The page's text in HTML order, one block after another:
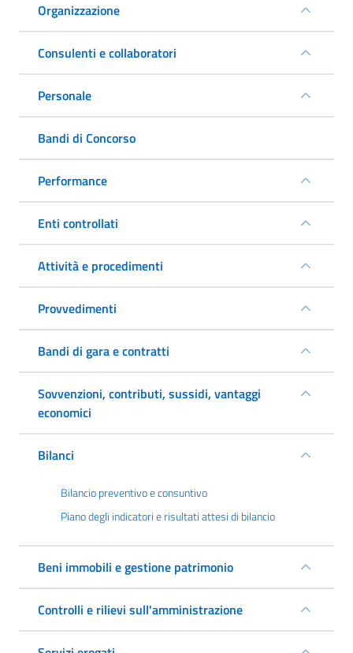
Organizzazione
Consulenti e collaboratori
Personale
Bandi di Concorso
Performance
Enti controllati
Attività e procedimenti
Provvedimenti
Bandi di gara e contratti
Sovvenzioni, contributi, sussidi, vantaggi
economici
Bilanci
Bilancio preventivo e consuntivo
Piano degli indicatori e risultati attesi di bilancio
Beni immobili e gestione patrimonio
Controlli e rilievi sull'amministrazione